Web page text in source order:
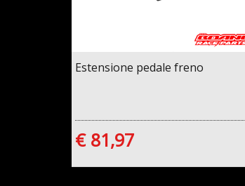
Estensione pedale freno
€ 81,97